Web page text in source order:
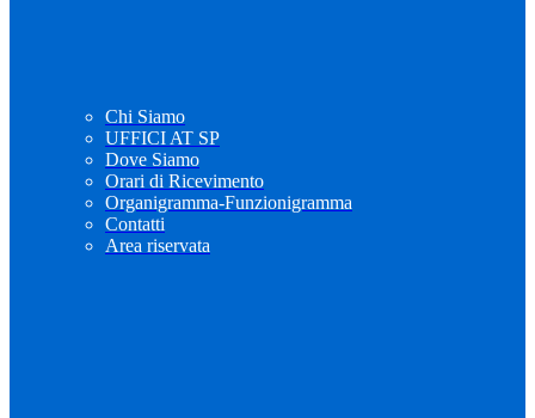
Chi Siamo
UFFICI AT SP
Dove Siamo
Orari di Ricevimento
Organigramma-Funzionigramma
Contatti
Area riservata